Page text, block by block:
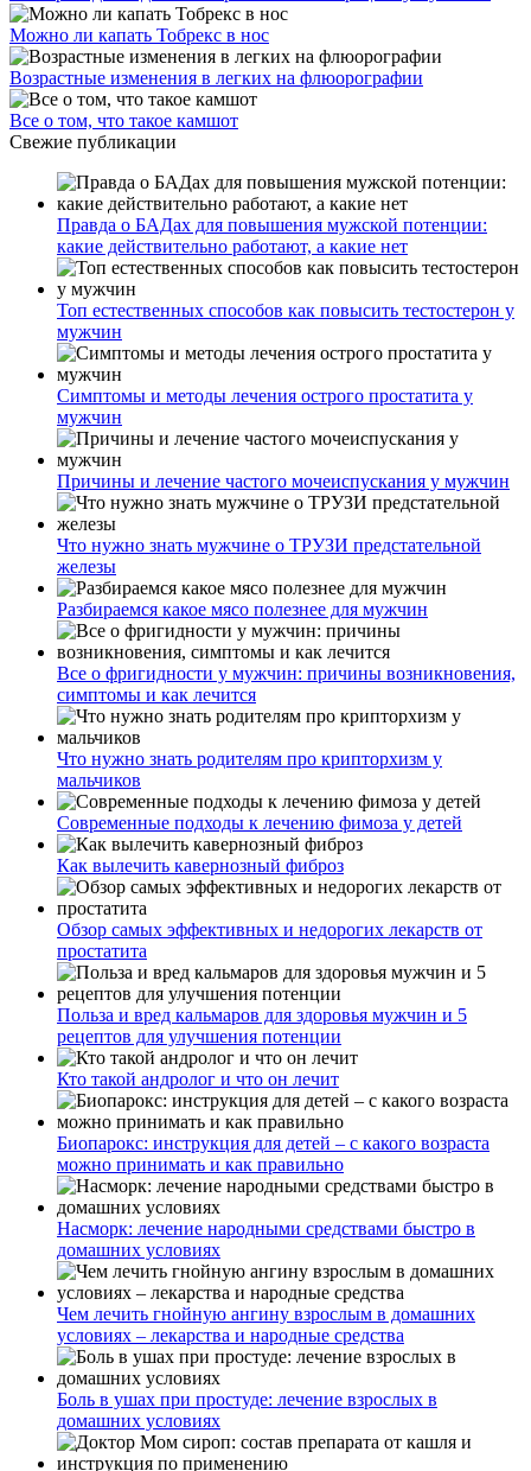
Можно ли капать Тобрекс в нос
Возрастные изменения в легких на флюорографии
Все о том, что такое камшот
Свежие публикации
Правда о БАДах для повышения мужской потенции:
какие действительно работают, а какие нет
Топ естественных способов как повысить тестостерон у
мужчин
Симптомы и методы лечения острого простатита у
мужчин
Причины и лечение частого мочеиспускания у мужчин
Что нужно знать мужчине о ТРУЗИ предстательной
железы
Разбираемся какое мясо полезнее для мужчин
Все о фригидности у мужчин: причины возникновения,
симптомы и как лечится
Что нужно знать родителям про крипторхизм у
мальчиков
Современные подходы к лечению фимоза у детей
Как вылечить кавернозный фиброз
Обзор самых эффективных и недорогих лекарств от
простатита
Польза и вред кальмаров для здоровья мужчин и 5
рецептов для улучшения потенции
Кто такой андролог и что он лечит
Биопарокс: инструкция для детей – с какого возраста
можно принимать и как правильно
Насморк: лечение народными средствами быстро в
домашних условиях
Чем лечить гнойную ангину взрослым в домашних
условиях – лекарства и народные средства
Боль в ушах при простуде: лечение взрослых в
домашних условиях